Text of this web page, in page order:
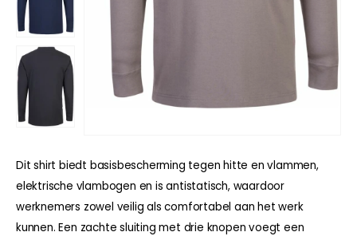
Dit shirt biedt basisbescherming tegen hitte en vlammen,
elektrische vlambogen en is antistatisch, waardoor
werknemers zowel veilig als comfortabel aan het werk
kunnen. Een zachte sluiting met drie knopen voegt een